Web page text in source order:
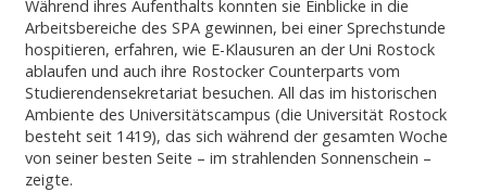
Während ihres Aufenthalts konnten sie Einblicke in die
Arbeitsbereiche des SPA gewinnen, bei einer Sprechstunde
hospitieren, erfahren, wie E-Klausuren an der Uni Rostock
ablaufen und auch ihre Rostocker Counterparts vom
Studierendensekretariat besuchen. All das im historischen
Ambiente des Universitätscampus (die Universität Rostock
besteht seit 1419), das sich während der gesamten Woche
von seiner besten Seite – im strahlenden Sonnenschein –
zeigte.